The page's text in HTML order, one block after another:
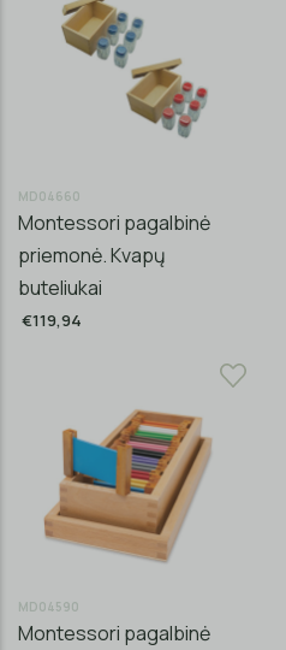
MD04660
Montessori pagalbinė
priemonė. Kvapų
buteliukai
€119,94
MD04590
Montessori pagalbinė